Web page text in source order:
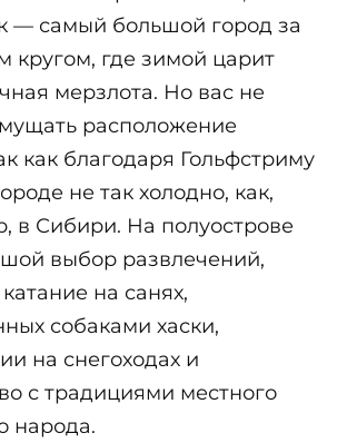
— самый большой город за
кругом, где зимой царит
мерзлота. Но вас не
расположение
как благодаря Гольфстриму
не так холодно, как,
в Сибири. На полуострове
выбор развлечений,
на санях,
собаками хаски,
на снегоходах и
с традициями местного
народа.